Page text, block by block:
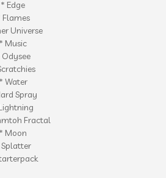
* Edge
Flames
Universe
* Music
Odysee
* Water
Spray
Fractal
* Moon